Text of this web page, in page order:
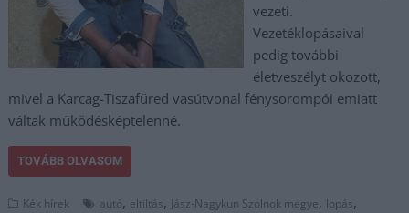
vezeti.
Vezetéklopásaival
pedig további
életveszélyt okozott,
mivel a Karcag-Tiszafüred vasútvonal fénysorompói emiatt
váltak működésképtelenné.
TOVÁBB OLVASOM
Kék hírek autó, eltiltás, Jász-Nagykun Szolnok megye, lopás,